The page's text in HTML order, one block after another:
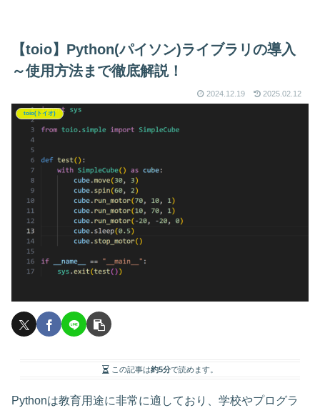
【toio】Python(パイソン)ライブラリの導入
～使用方法まで徹底解説！
2024.12.19 2025.02.12
toio(トイオ)
この記事は約5分で読めます。
Pythonは教育用途に非常に適しており、学校やプログラ